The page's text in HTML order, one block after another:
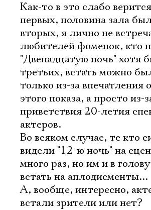
Как-то в это слабо
первых, половина зала
вторых, я лично не
любителей фоменок, кто
"Двенадцатую ночь" хотя
третьих, встать можно
только из-за впечатления
этого показа, а просто из-
приветствия 20-летия
актеров.
Во всяком случае, те кто
видели "12-ю ночь" на
много раз, но им и в
встать на аплодисменты...
А, вообще, интересно,
встали зрители или нет?